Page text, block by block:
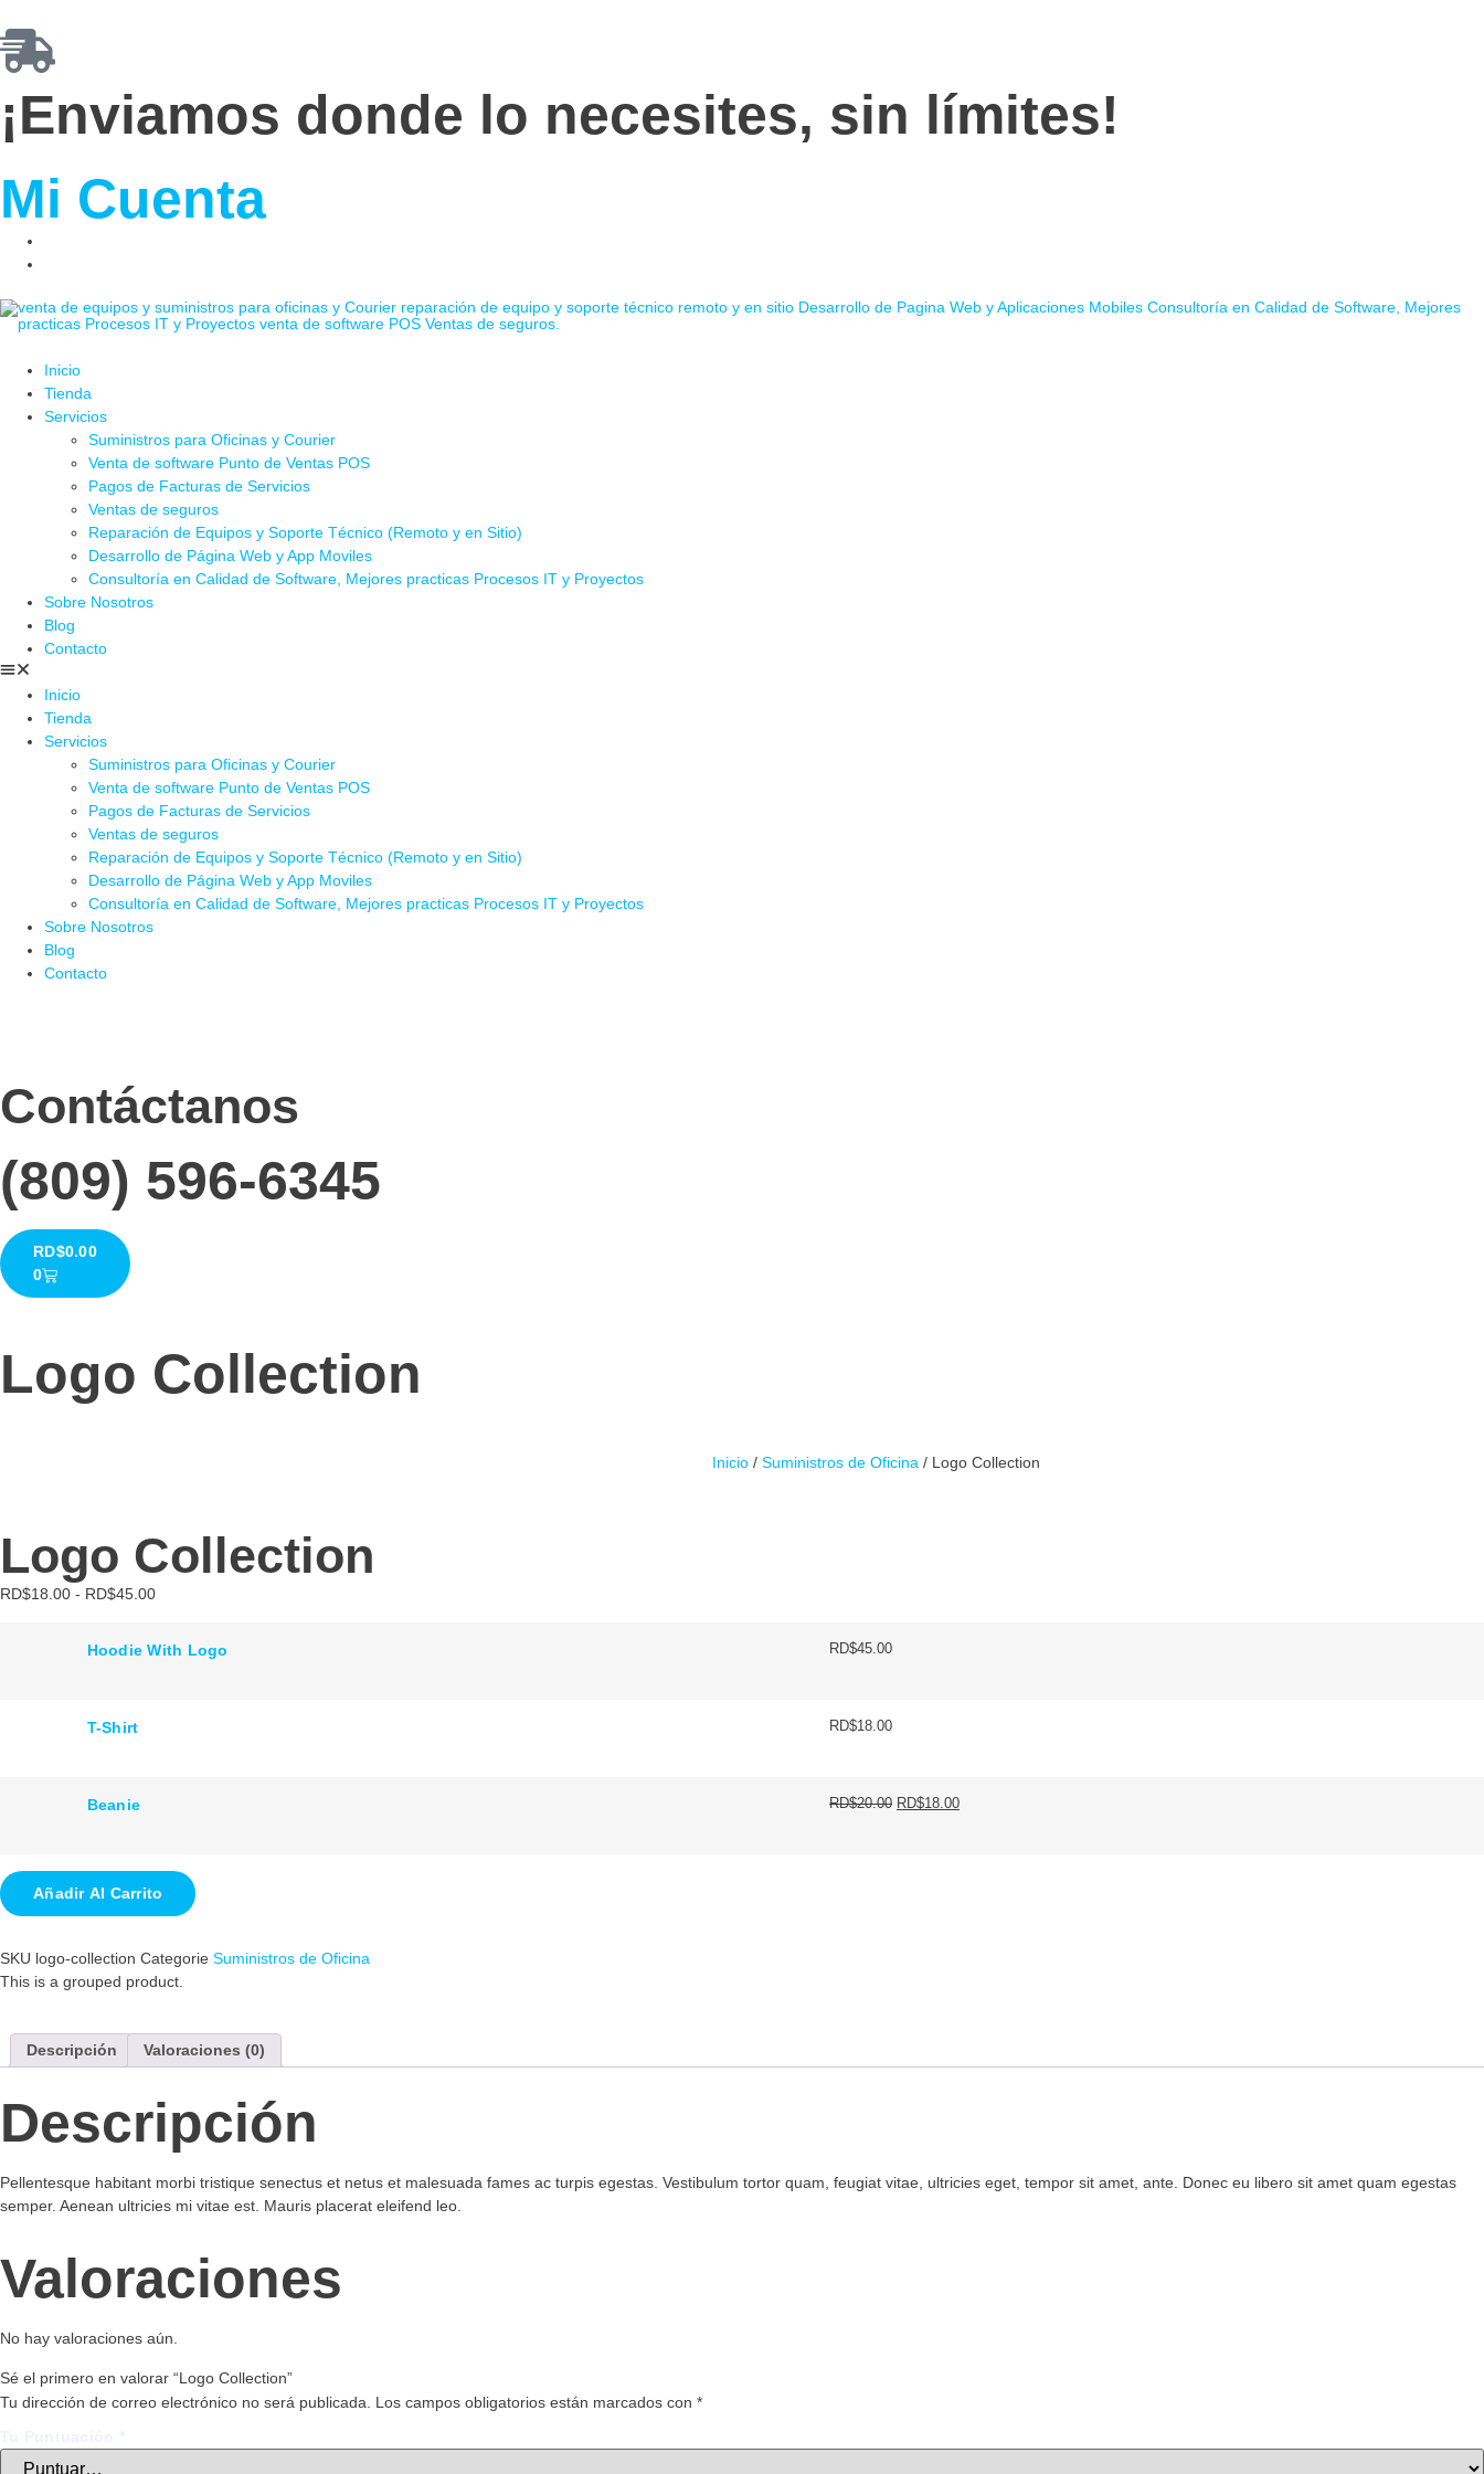
¡Enviamos donde lo necesites, sin límites!
Mi Cuenta
Inicio
Tienda
Servicios
Suministros para Oficinas y Courier
Venta de software Punto de Ventas POS
Pagos de Facturas de Servicios
Ventas de seguros
Reparación de Equipos y Soporte Técnico (Remoto y en Sitio)
Desarrollo de Página Web y App Moviles
Consultoría en Calidad de Software, Mejores practicas Procesos IT y Proyectos
Sobre Nosotros
Blog
Contacto
Inicio
Tienda
Servicios
Suministros para Oficinas y Courier
Venta de software Punto de Ventas POS
Pagos de Facturas de Servicios
Ventas de seguros
Reparación de Equipos y Soporte Técnico (Remoto y en Sitio)
Desarrollo de Página Web y App Moviles
Consultoría en Calidad de Software, Mejores practicas Procesos IT y Proyectos
Sobre Nosotros
Blog
Contacto
Contáctanos
(809) 596-6345
RD$0.00
0
Logo Collection
Inicio /Suministros de Oficina / Logo Collection
Logo Collection
RD$18.00 - RD$45.00
Hoodie With Logo RD$45.00
T-Shirt RD$18.00
Beanie RD$20.00 RD$18.00
Añadir Al Carrito
SKU logo-collection Categorie Suministros de Oficina
This is a grouped product.
Descripción Valoraciones (0)
Descripción
Pellentesque habitant morbi tristique senectus et netus et malesuada fames ac turpis egestas. Vestibulum tortor quam, feugiat vitae, ultricies eget, tempor sit amet, ante. Donec eu libero sit amet quam egestas
semper. Aenean ultricies mi vitae est. Mauris placerat eleifend leo.
Valoraciones
No hay valoraciones aún.
Sé el primero en valorar “Logo Collection”
Tu dirección de correo electrónico no será publicada.
Los campos obligatorios están marcados con *